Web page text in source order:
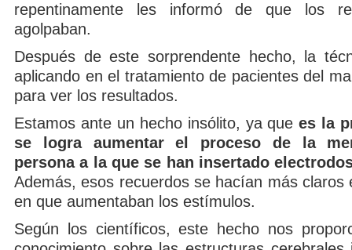
repentinamente les informó de que los
agolpaban.
Después de este sorprendente hecho, la
aplicando en el tratamiento de pacientes del
para ver los resultados.
Estamos ante un hecho insólito, ya quees la
se logra aumentar el proceso de la
persona a la que se han insertado
Además, esos recuerdos se hacían más claros
en que aumentaban los estímulos.
Según los científicos, este hecho nos